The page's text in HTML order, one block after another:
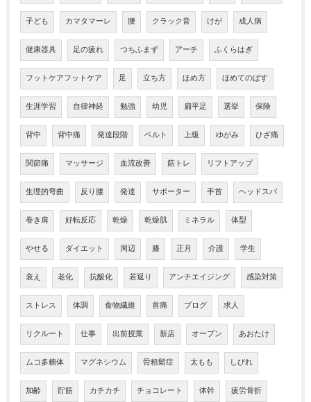
子ども カマタマーレ 腰 クラック音 けが 成人病
健康器具 足の疲れ つちふまず アーチ ふくらはぎ
フットケアフットケア 足 立ち方 ほめ方 ほめてのばす
生涯学習 自律神経 勉強 幼児 扁平足 選挙 保険
背中 背中痛 発達段階 ベルト 上級 ゆがみ ひざ痛
関節痛 マッサージ 血流改善 筋トレ リフトアップ
生理的弯曲 反り腰 発達 サポーター 手首 ヘッドスパ
巻き肩 好転反応 乾燥 乾燥肌 ミネラル 体型
やせる ダイエット 周辺 膝 正月 介護 学生
衰え 老化 抗酸化 若返り アンチエイジング 感染対策
ストレス 体調 食物繊維 首痛 ブログ 求人
リクルート 仕事 出前授業 新店 オープン あおたけ
ムコ多糖体 マグネシウム 骨粗鬆症 太もも しびれ
加齢 貯筋 カチカチ チョコレート 体幹 疲労骨折